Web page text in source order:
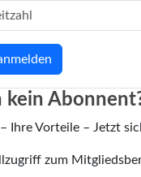
kein
– Ihre Vorteile – Jetzt
zum